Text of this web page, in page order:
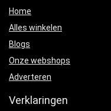
Home
Alles winkelen
Blogs
Onze webshops
Adverteren
Verklaringen